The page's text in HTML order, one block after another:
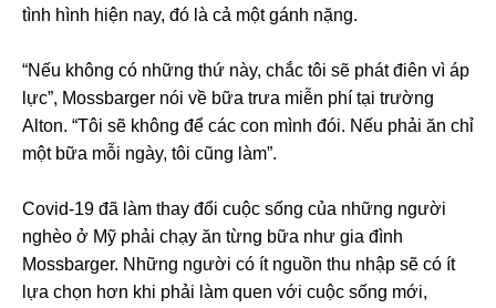
tình hình hiện nay, đó là cả một gánh nặng.
“Nếu không có những thứ này, chắc tôi sẽ phát điên vì áp
lực”, Mossbarger nói về bữa trưa miễn phí tại trường
Alton. “Tôi sẽ không để các con mình đói. Nếu phải ăn chỉ
một bữa mỗi ngày, tôi cũng làm”.
Covid-19 đã làm thay đổi cuộc sống của những người
nghèo ở Mỹ phải chạy ăn từng bữa như gia đình
Mossbarger. Những người có ít nguồn thu nhập sẽ có ít
lựa chọn hơn khi phải làm quen với cuộc sống mới,